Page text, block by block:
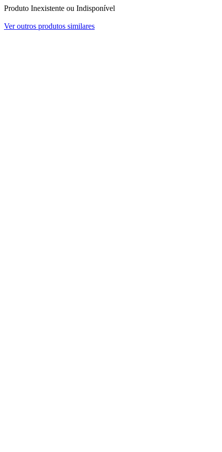
Produto Inexistente ou Indisponível
Ver outros produtos similares